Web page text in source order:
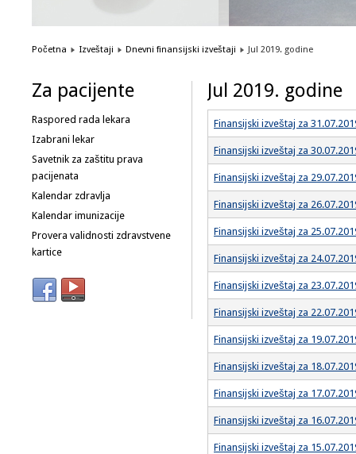
Početna Izveštaji Dnevni finansijski izveštaji Jul 2019. godine
Za pacijente
Raspored rada lekara
Izabrani lekar
Savetnik za zaštitu prava
pacijenata
Kalendar zdravlja
Kalendar imunizacije
Provera validnosti zdravstvene
kartice
Jul 2019. godine
Finansijski izveštaj za
Finansijski izveštaj za
Finansijski izveštaj za
Finansijski izveštaj za
Finansijski izveštaj za
Finansijski izveštaj za
Finansijski izveštaj za
Finansijski izveštaj za
Finansijski izveštaj za
Finansijski izveštaj za
Finansijski izveštaj za
Finansijski izveštaj za
Finansijski izveštaj za